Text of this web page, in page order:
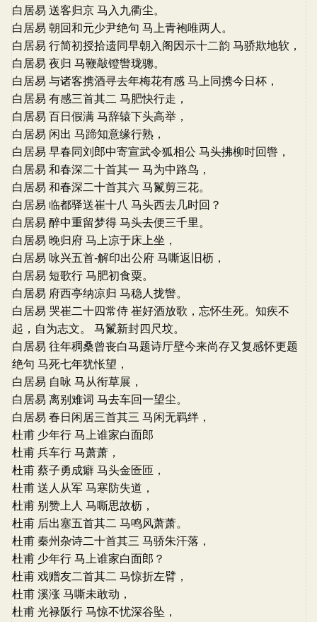
白居易 送客归京 马入九衢尘。
白居易 朝回和元少尹绝句 马上青袍唯两人。
白居易 行简初授拾遗同早朝入阁因示十二韵 马骄欺地软，
白居易 夜归 马鞭敲镫辔珑骢。
白居易 与诸客携酒寻去年梅花有感 马上同携今日杯，
白居易 有感三首其二 马肥快行走，
白居易 百日假满 马辞辕下头高举，
白居易 闲出 马蹄知意缘行熟，
白居易 早春同刘郎中寄宣武令狐相公 马头拂柳时回辔，
白居易 和春深二十首其一 马为中路鸟，
白居易 和春深二十首其六 马鬣剪三花。
白居易 临都驿送崔十八 马头西去几时回？
白居易 醉中重留梦得 马头去便三千里。
白居易 晚归府 马上凉于床上坐，
白居易 咏兴五首-解印出公府 马嘶返旧枥，
白居易 短歌行 马肥初食粟。
白居易 府西亭纳凉归 马稳人拢辔。
白居易 哭崔二十四常侍 崔好酒放歌，忘怀生死。知疾不
起，自为志文。 马鬣新封四尺坟。
白居易 往年稠桑曾丧白马题诗厅壁今来尚存又复感怀更题
绝句 马死七年犹怅望，
白居易 自咏 马从衔草展，
白居易 离别难词 马去车回一望尘。
白居易 春日闲居三首其三 马闲无羁绊，
杜甫 少年行 马上谁家白面郎
杜甫 兵车行 马萧萧，
杜甫 蔡子勇成癖 马头金匼匝，
杜甫 送人从军 马寒防失道，
杜甫 别赞上人 马嘶思故枥，
杜甫 后出塞五首其二 马鸣风萧萧。
杜甫 秦州杂诗二十首其三 马骄朱汗落，
杜甫 少年行 马上谁家白面郎？
杜甫 戏赠友二首其二 马惊折左臂，
杜甫 溪涨 马嘶未敢动，
杜甫 光禄阪行 马惊不忧深谷坠，